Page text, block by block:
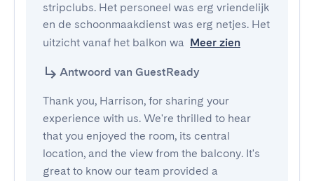
stripclubs. Het personeel was erg vriendelijk
en de schoonmaakdienst was erg netjes. Het
uitzicht vanaf het balkon wa Meer zien
Antwoord van GuestReady
Thank you, Harrison, for sharing your
experience with us. We're thrilled to hear
that you enjoyed the room, its central
location, and the view from the balcony. It's
great to know our team provided a